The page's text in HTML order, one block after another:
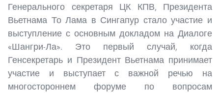
Генерального секретаря ЦК КПВ, Президента
Вьетнама То Лама в Сингапур стало участие и
выступление с основным докладом на Диалоге
«Шангри-Ла». Это первый случай, когда
Генсекретарь и Президент Вьетнама принимает
участие и выступает с важной речью на
многостороннем форуме по вопросам